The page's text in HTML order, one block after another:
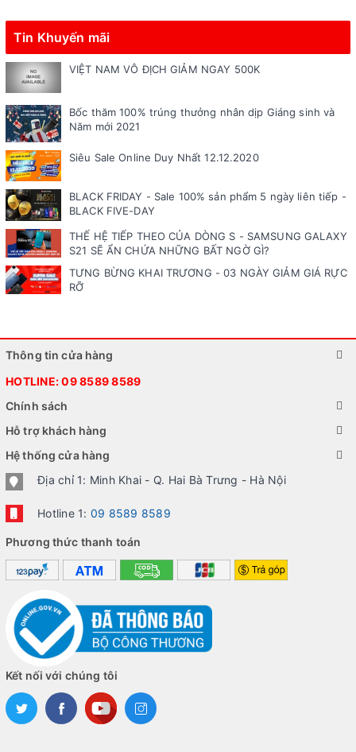
Tin Khuyến mãi
VIỆT NAM VÔ ĐỊCH GIẢM NGAY 500K
Bốc thăm 100% trúng thưởng nhân dịp Giáng sinh và
Năm mới 2021
Siêu Sale Online Duy Nhất 12.12.2020
BLACK FRIDAY - Sale 100% sản phẩm 5 ngày liên tiếp -
BLACK FIVE-DAY
THẾ HỆ TIẾP THEO CỦA DÒNG S - SAMSUNG GALAXY
S21 SẼ ẨN CHỨA NHỮNG BẤT NGỜ GÌ?
TƯNG BỪNG KHAI TRƯƠNG - 03 NGÀY GIẢM GIÁ RỰC
RỠ
Thông tin cửa hàng
HOTLINE:09 8589 8589
Chính sách
Hỗ trợ khách hàng
Hệ thống cửa hàng
Địa chỉ 1: Minh Khai - Q. Hai Bà Trưng - Hà Nội
Hotline 1: 09 8589 8589
Phương thức thanh toán
Kết nối với chúng tôi